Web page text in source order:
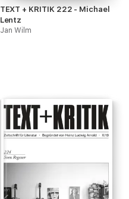
TEXT + KRITIK 222 - Michael
Lentz
Jan Wilm